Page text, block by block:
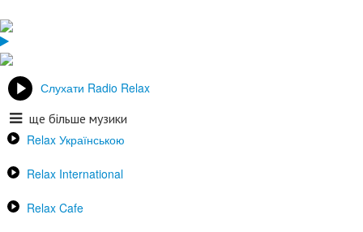
Слухати Radio Relax
ще більше музики
Relax Українською
Relax International
Relax Cafe